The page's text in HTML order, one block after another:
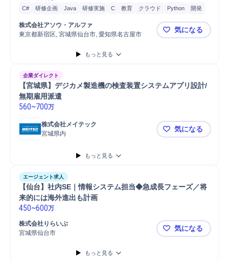
C# 研修企画 Java 研修実施 C 教育 クラウド Python 開発
株式会社アソウ・アルファ
東京都新宿区, 宮城県仙台市, 愛知県名古屋市
若手エンジ
気になる
もっと見る
企業ダイレクト
【宮城県】デジカメ製造機の検査装置システムアプリ設計/
無期雇用派遣
560~700万
株式会社メイテック
宮城県内
【宮城県】
気になる
もっと見る
エージェント求人
【仙台】社内SE｜情報システム担当◆急成長フェーズ／将
来的には海外進出も計画
450~600万
株式会社りらいぶ
宮城県仙台市
【仙台】社
気になる
もっと見る